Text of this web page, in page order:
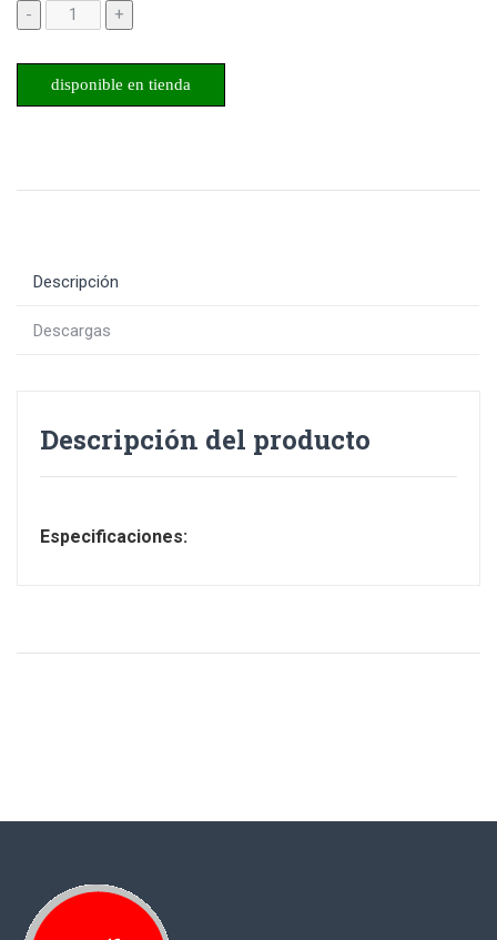
- +
disponible en tienda
Descripción
Descargas
Descripción del producto
Especificaciones: